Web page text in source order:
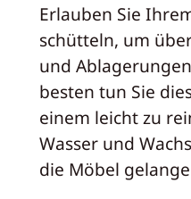
Erlauben Sie
schütteln, um
und
besten tun Sie
einem leicht zu
Wasser und
die Möbel